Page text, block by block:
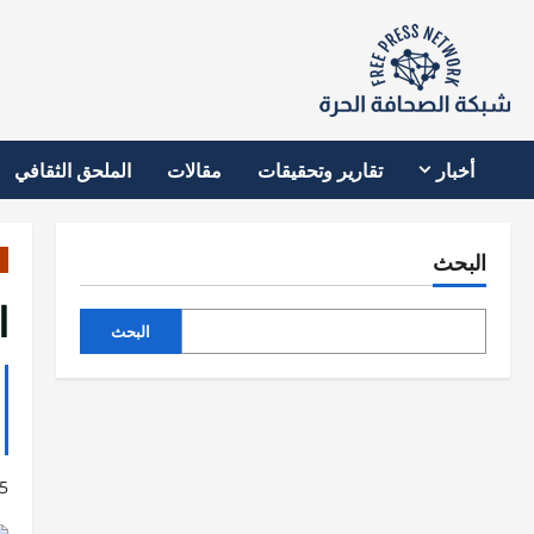
أخبار تقارير وتحقيقات مقالات الملحق الثقافي
البحث
البحث